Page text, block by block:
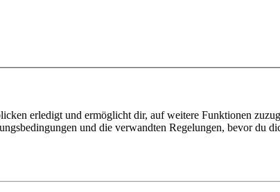
erledigt und ermöglicht dir, auf weitere Funktionen
und die verwandten Regelungen, bevor du